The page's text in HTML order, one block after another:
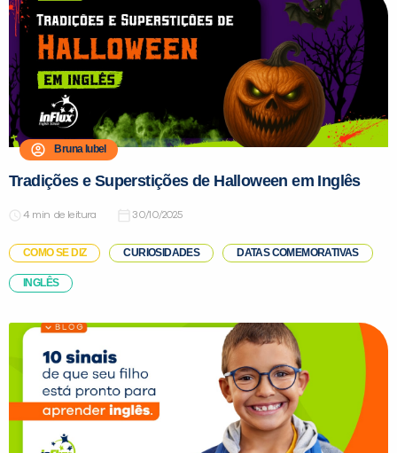
Bruna Iubel
Tradições e Superstições de Halloween em Inglês
de leitura 30/10/2025
COMO SE DIZ CURIOSIDADES DATAS COMEMORATIVAS
INGLÊS